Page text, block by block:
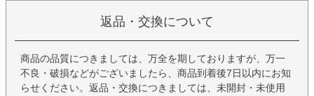
返品・交換について
商品の品質につきましては、万全を期しておりますが、万一
不良・破損などがございましたら、商品到着後7日以内にお知
らせください。返品・交換につきましては、未開封・未使用